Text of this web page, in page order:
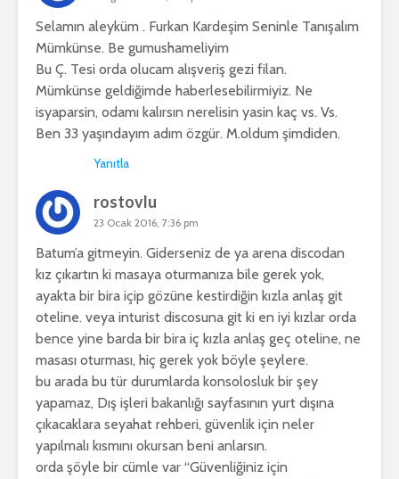
Selamın aleyküm . Furkan Kardeşim Seninle Tanışalım
Mümkünse. Be gumushameliyim
Bu Ç. Tesi orda olucam alışveriş gezi filan.
Mümkünse geldiğimde haberlesebilirmiyiz. Ne
isyaparsin, odamı kalırsın nerelisin yasin kaç vs. Vs.
Ben 33 yaşındayım adım özgür. M.oldum şimdiden.
Yanıtla
rostovlu
23 Ocak 2016, 7:36 pm
Batum’a gitmeyin. Giderseniz de ya arena discodan
kız çıkartın ki masaya oturmanıza bile gerek yok,
ayakta bir bira içip gözüne kestirdiğin kızla anlaş git
oteline. veya inturist discosuna git ki en iyi kızlar orda
bence yine barda bir bira iç kızla anlaş geç oteline, ne
masası oturması, hiç gerek yok böyle şeylere.
bu arada bu tür durumlarda konsolosluk bir şey
yapamaz, Dış işleri bakanlığı sayfasının yurt dışına
çıkacaklara seyahat rehberi, güvenlik için neler
yapılmalı kısmını okursan beni anlarsın.
orda şöyle bir cümle var “Güvenliğiniz için